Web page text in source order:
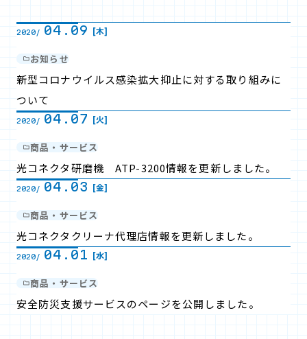
2020/ 04.09 [木]
お知らせ
新型コロナウイルス感染拡大抑止に対する取り組みに
ついて
2020/ 04.07 [火]
商品・サービス
光コネクタ研磨機 ATP-3200情報を更新しました。
2020/ 04.03 [金]
商品・サービス
光コネクタクリーナ代理店情報を更新しました。
2020/ 04.01 [水]
商品・サービス
安全防災支援サービスのページを公開しました。